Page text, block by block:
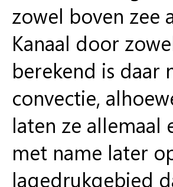
zowel boven zee
Kanaal door
berekend is daar
convectie,
laten ze allemaal
met name later
lagedrukgebied